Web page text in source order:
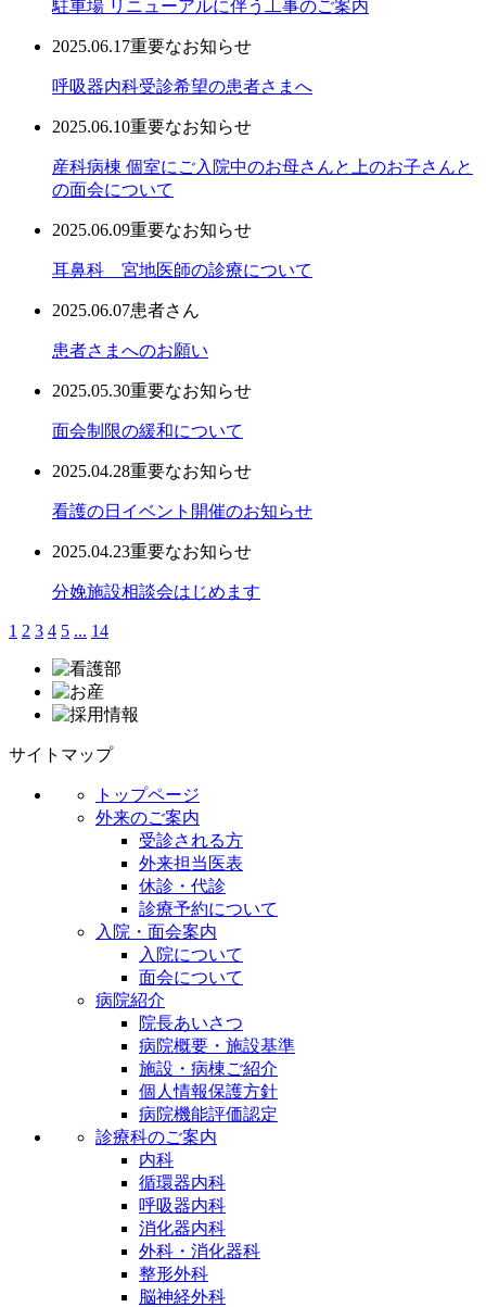
駐車場 リニューアルに伴う工事のご案内
2025.06.17重要なお知らせ
呼吸器内科受診希望の患者さまへ
2025.06.10重要なお知らせ
産科病棟 個室にご入院中のお母さんと上のお子さんと
の面会について
2025.06.09重要なお知らせ
耳鼻科 宮地医師の診療について
2025.06.07患者さん
患者さまへのお願い
2025.05.30重要なお知らせ
面会制限の緩和について
2025.04.28重要なお知らせ
看護の日イベント開催のお知らせ
2025.04.23重要なお知らせ
分娩施設相談会はじめます
1 2 3 4 5 ... 14
サイトマップ
トップページ
外来のご案内
受診される方
外来担当医表
休診・代診
診療予約について
入院・面会案内
入院について
面会について
病院紹介
院長あいさつ
病院概要・施設基準
施設・病棟ご紹介
個人情報保護方針
病院機能評価認定
診療科のご案内
内科
循環器内科
呼吸器内科
消化器内科
外科・消化器科
整形外科
脳神経外科